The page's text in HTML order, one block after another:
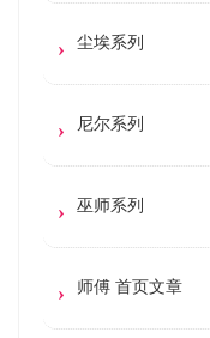
尘埃系列
尼尔系列
巫师系列
师傅 首页文章